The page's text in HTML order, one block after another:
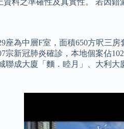
為中層F室，面積650方呎三
宗新冠肺炎確診，本地個案佔
聯成大廈「麵．睦月」、大利